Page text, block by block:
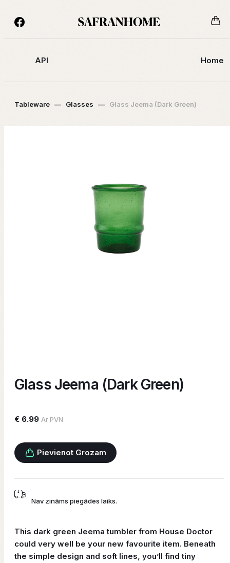
API Home
Tableware — Glasses — Glass Jeema (Dark Green)
Glass Jeema (Dark Green)
€ 6.99 Ar PVN
Pievienot Grozam
Nav zināms piegādes laiks.
This dark green Jeema tumbler from House Doctor
could very well be your new favourite item. Beneath
the simple design and soft lines, you’ll find tiny